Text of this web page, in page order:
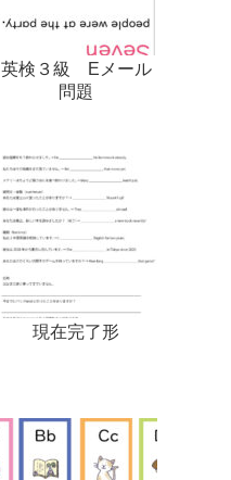
英検３級 Eメール
問題
現在完了形